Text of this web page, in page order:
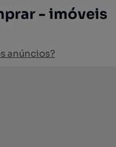
- imóveis
anúncios?